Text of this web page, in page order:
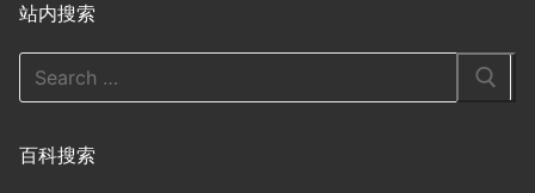
站内搜索
Search
for:
百科搜索